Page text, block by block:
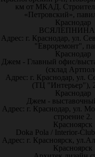
км от МКАД.
«Петровский»,
Краснодар
Адрес: г. Краснодар, ул.
"Евроремонт",
Краснодар
Джем - Главный офис/
(склад
Адрес: г. Краснодар, ул.
(ТЦ "Интерьер"),
Краснодар
Джем -
Адрес: г. Краснодар, ул.
строение 2.
Красноярск
Doka Pola / Interior-
Адрес: г. Красноярск,
Красноярск